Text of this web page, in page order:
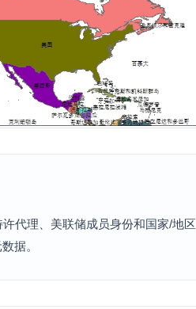
代理、美联储成员身份和国家/地区
据。